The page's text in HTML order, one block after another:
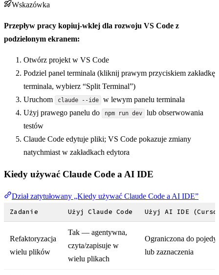
Wskazówka
Przepływ pracy kopiuj-wklej dla rozwoju VS Code z
podzielonym ekranem:
Otwórz projekt w VS Code
Podziel panel terminala (kliknij prawym przyciskiem zakładkę
terminala, wybierz “Split Terminal”)
Uruchom
claude --ide
w lewym panelu terminala
Użyj prawego panelu do
npm run dev
lub obserwowania
testów
Claude Code edytuje pliki; VS Code pokazuje zmiany
natychmiast w zakładkach edytora
Kiedy używać Claude Code a AI IDE
Dział zatytułowany „Kiedy używać Claude Code a AI IDE”
Zadanie
Użyj Claude Code Użyj AI IDE
Refaktoryzacja
wielu plików
Tak — agentywna,
czyta/zapisuje w
wielu plikach
Ograniczona do
lub zaznaczenia